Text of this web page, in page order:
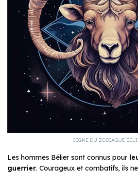
SIGNE DU ZODIAQUE
Les hommes Bélier sont connus pour
guerrier. Courageux et combatifs, ils